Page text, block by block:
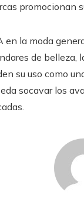
promocionan
en la moda
de belleza,
su uso como
socavar los